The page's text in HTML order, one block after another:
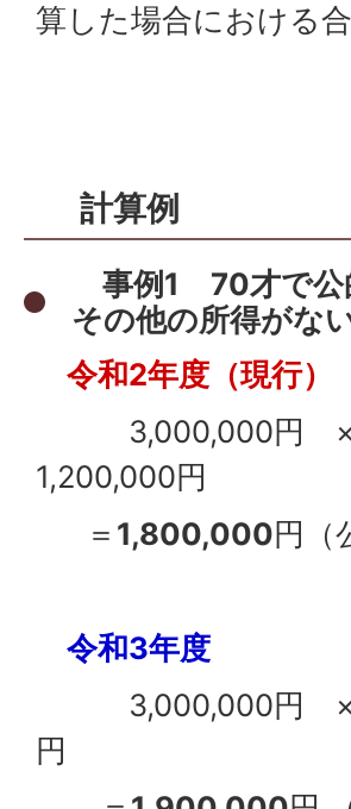
算した場合における
計算例
事例1 70才で公
その他の所得がな
令和2年度（現行）
3,000,000円
1,200,000円
＝ 1,800,000円（
令和3年度
3,000,000円 ×
円